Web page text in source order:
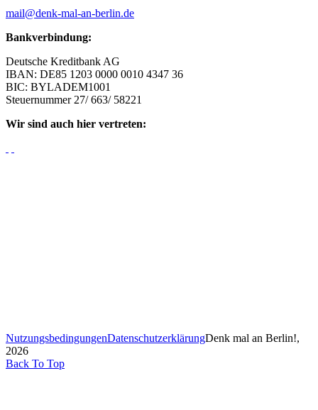
mail@denk-mal-an-berlin.de
Bankverbindung:
Deutsche Kreditbank AG
IBAN: DE85 1203 0000 0010 4347 36
BIC: BYLADEM1001
Steuernummer 27/ 663/ 58221
Wir sind auch hier vertreten:
NutzungsbedingungenDatenschutzerklärungDenk mal an Berlin!,
2026
Back To Top